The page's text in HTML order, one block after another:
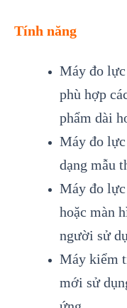
Tính năng
Máy đo
phù hợp
phẩm dài
Máy đo
dạng mẫu
Máy đo
hoặc màn
người sử
Máy kiểm
mới sử